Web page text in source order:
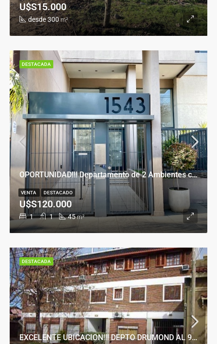
desde 300 m²
U$S15.000
OPORTUNIDAD!!! Departamento de 2 Ambientes con Cochera en Banfield Este
1 1 45 m²
U$S120.000
VENTA DESTACADO
DESTACADA
EXCELENTE UBICACION!!! DEPTO DRUMOND AL 900
DESTACADA